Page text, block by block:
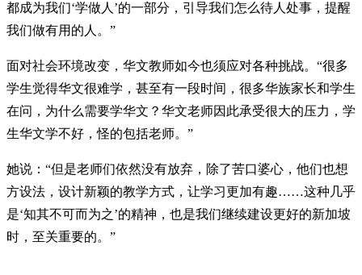
都成为我们‘学做人’的一部分，引导我们怎么待人处事，提醒
我们做有用的人。”
面对社会环境改变，华文教师如今也须应对各种挑战。“很多
学生觉得华文很难学，甚至有一段时间，很多华族家长和学生
在问，为什么需要学华文？华文老师因此承受很大的压力，学
生华文学不好，怪的包括老师。”
她说：“但是老师们依然没有放弃，除了苦口婆心，他们也想
方设法，设计新颖的教学方式，让学习更加有趣……这种几乎
是‘知其不可而为之’的精神，也是我们继续建设更好的新加坡
时，至关重要的。”